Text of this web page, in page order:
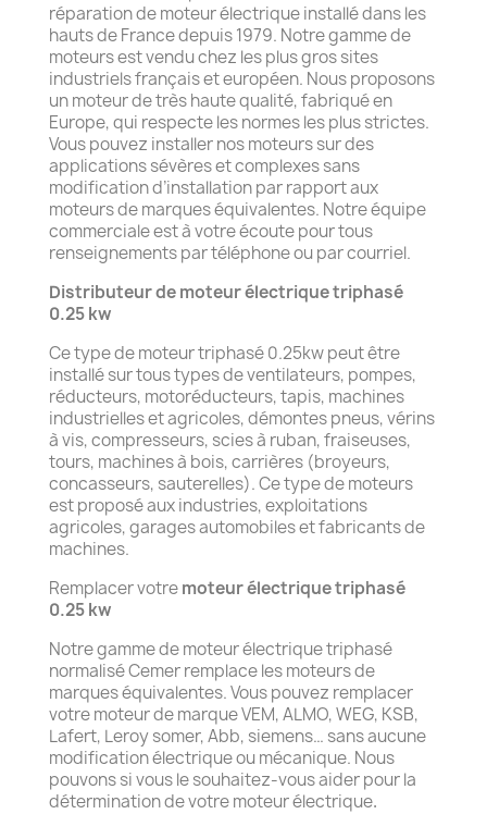
réparation de moteur électrique installé dans les
hauts de France depuis 1979. Notre gamme de
moteurs est vendu chez les plus gros sites
industriels français et européen. Nous proposons
un moteur de très haute qualité, fabriqué en
Europe, qui respecte les normes les plus strictes.
Vous pouvez installer nos moteurs sur des
applications sévères et complexes sans
modification d’installation par rapport aux
moteurs de marques équivalentes. Notre équipe
commerciale est à votre écoute pour tous
renseignements par téléphone ou par courriel.
Distributeur de moteur électrique triphasé
0.25 kw
Ce type de moteur triphasé 0.25kw peut être
installé sur tous types de ventilateurs, pompes,
réducteurs, motoréducteurs, tapis, machines
industrielles et agricoles, démontes pneus, vérins
à vis, compresseurs, scies à ruban, fraiseuses,
tours, machines à bois, carrières (broyeurs,
concasseurs, sauterelles). Ce type de moteurs
est proposé aux industries, exploitations
agricoles, garages automobiles et fabricants de
machines.
Remplacer votremoteur électrique triphasé
0.25 kw
Notre gamme de moteur électrique triphasé
normalisé Cemer remplace les moteurs de
marques équivalentes. Vous pouvez remplacer
votre moteur de marque VEM, ALMO, WEG, KSB,
Lafert, Leroy somer, Abb, siemens… sans aucune
modification électrique ou mécanique. Nous
pouvons si vous le souhaitez-vous aider pour la
détermination de votre moteur électrique.